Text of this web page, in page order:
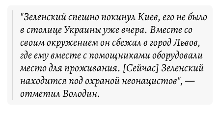
"Зеленский спешно покинул Киев, его не было
в столице Украины уже вчера. Вместе со
своим окружением он сбежал в город Львов,
где ему вместе с помощниками оборудовали
место для проживания. [Сейчас] Зеленский
находится под охраной неонацистов", —
отметил Володин.